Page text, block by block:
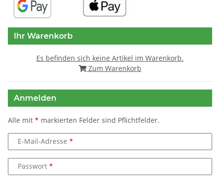
Ihr Warenkorb
Es befinden sich keine Artikel im Warenkorb.
Zum Warenkorb
Anmelden
Alle mit * markierten Felder sind Pflichtfelder.
E-Mail-Adresse
Passwort